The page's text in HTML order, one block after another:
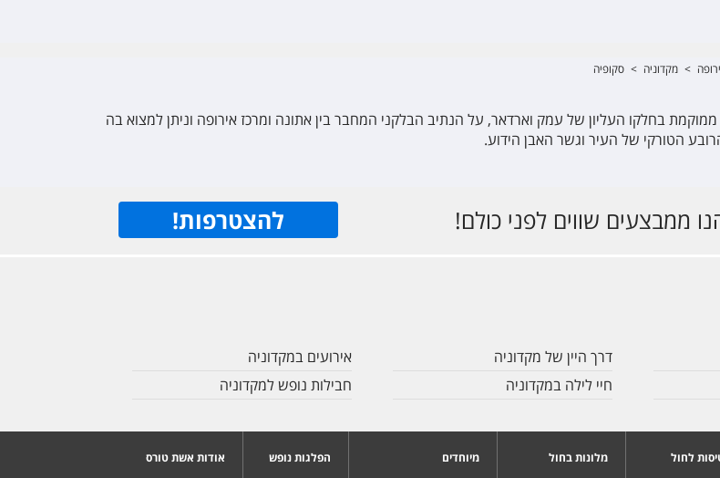
> מקדוניה > סקופיה
בחלקו העליון של עמק וארדאר, על הנתיב הבלקני המחבר בין אתונה ומרכז אירופה וניתן למצוא בה
ממבצעים שווים לפני כולם! להצטרפות!
דרך היין של מקדוניה
חיי לילה במקדוניה
אירועים במקדוניה
חבילות נופש למקדוניה
לחול
מלונות בחול
מיוחדים
הפלגות נופש
אודות אשת טורס